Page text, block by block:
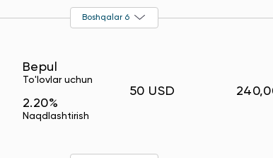
Boshqalar 6
Bepul
To'lovlar uchun
2.20%
Naqdlashtirish
50 USD